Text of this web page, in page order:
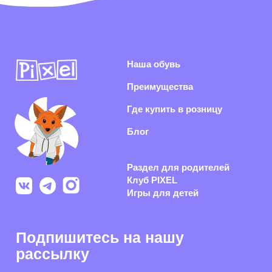
Политика конфиденциальности